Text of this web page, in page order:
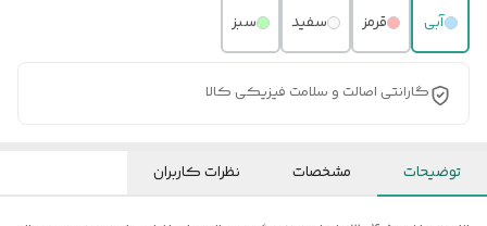
آبی قرمز سفید سبز
گارانتی اصالت و سلامت فیزیکی کالا
توضیحات مشخصات نظرات کاربران